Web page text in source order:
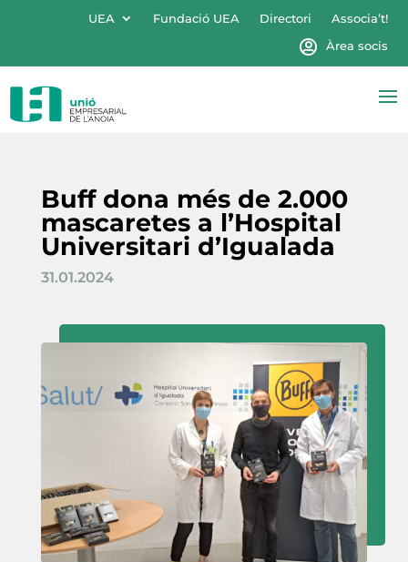
UEA Fundació UEA Directori
Associa’t!
Àrea socis
Buff dona més de 2.000
mascaretes a l’Hospital
Universitari d’Igualada
31.01.2024